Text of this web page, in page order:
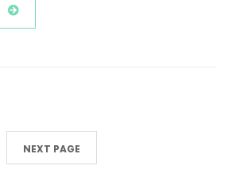
NEXT PAGE